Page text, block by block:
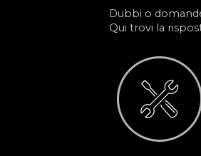
Dubbi o
Qui trovi la